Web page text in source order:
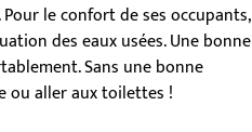
le confort de ses occupants,
des eaux usées. Une bonne
Sans une bonne
ou aller aux toilettes !